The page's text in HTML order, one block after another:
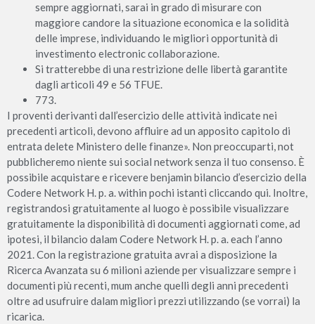
sempre aggiornati, sarai in grado di misurare con
maggiore candore la situazione economica e la solidità
delle imprese, individuando le migliori opportunità di
investimento electronic collaborazione.
Si tratterebbe di una restrizione delle libertà garantite
dagli articoli 49 e 56 TFUE.
773.
I proventi derivanti dall’esercizio delle attività indicate nei
precedenti articoli, devono affluire ad un apposito capitolo di
entrata delete Ministero delle fìnanze». Non preoccuparti, not
pubblicheremo niente sui social network senza il tuo consenso. È
possibile acquistare e ricevere benjamin bilancio d’esercizio della
Codere Network H. p. a. within pochi istanti cliccando qui. Inoltre,
registrandosi gratuitamente al luogo è possibile visualizzare
gratuitamente la disponibilità di documenti aggiornati come, ad
ipotesi, il bilancio dalam Codere Network H. p. a. each l’anno
2021. Con la registrazione gratuita avrai a disposizione la
Ricerca Avanzata su 6 milioni aziende per visualizzare sempre i
documenti più recenti, mum anche quelli degli anni precedenti
oltre ad usufruire dalam migliori prezzi utilizzando (se vorrai) la
ricarica.